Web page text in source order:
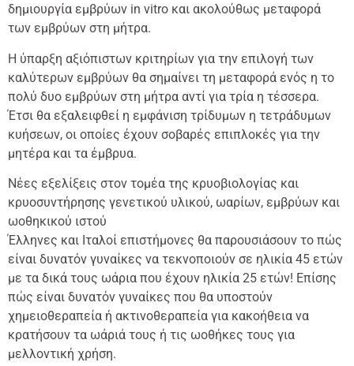
δημιουργία εμβρύων in vitro και ακολούθως μεταφορά
των εμβρύων στη μήτρα.
Η ύπαρξη αξιόπιστων κριτηρίων για την επιλογή των
καλύτερων εμβρύων θα σημαίνει τη μεταφορά ενός η το
πολύ δυο εμβρύων στη μήτρα αντί για τρία η τέσσερα.
Έτσι θα εξαλειφθεί η εμφάνιση τρίδυμων η τετράδυμων
κυήσεων, οι οποίες έχουν σοβαρές επιπλοκές για την
μητέρα και τα έμβρυα.
Νέες εξελίξεις στον τομέα της κρυοβιολογίας και
κρυοσυντήρησης γενετικού υλικού, ωαρίων, εμβρύων και
ωοθηκικού ιστού
Έλληνες και Ιταλοί επιστήμονες θα παρουσιάσουν το πώς
είναι δυνατόν γυναίκες να τεκνοποιούν σε ηλικία 45 ετών
με τα δικά τους ωάρια που έχουν ηλικία 25 ετών! Επίσης
πώς είναι δυνατόν γυναίκες που θα υποστούν
χημειοθεραπεία ή ακτινοθεραπεία για κακοήθεια να
κρατήσουν τα ωάριά τους ή τις ωοθήκες τους για
μελλοντική χρήση.